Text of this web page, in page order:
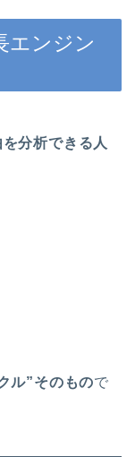
エンジン
分析できる人
ル”そのもので